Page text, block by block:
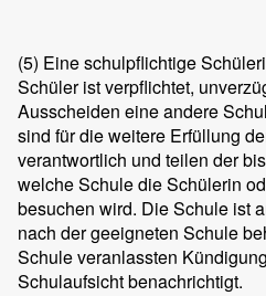
(5) Eine schulpflichtige
Schüler ist verpflichtet,
Ausscheiden eine andere
sind für die weitere Erfüllung
verantwortlich und teilen der
welche Schule die Schülerin
besuchen wird. Die Schule ist
nach der geeigneten Schule
Schule veranlassten
Schulaufsicht benachrichtigt.